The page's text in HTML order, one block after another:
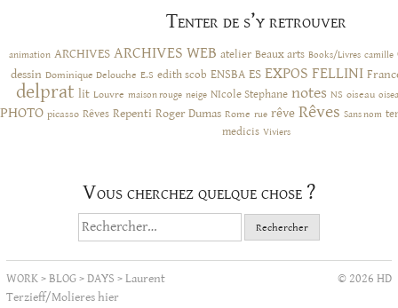
Tenter de s’y retrouver
animation ARCHIVES ARCHIVES WEB atelier Beaux arts Books/Livres camille
dessin Dominique Delouche E.S edith scob ENSBA ES EXPOS FELLINI
delprat lit Louvre maison rouge neige NIcole Stephane notes NS oiseau
PHOTO picasso Rêves Repenti Roger Dumas Rome rue rêve Rêves Sans nom
medicis Viviers
Vous cherchez quelque chose ?
Rechercher :
WORK>BLOG>DAYS >Laurent
Terzieff/Molieres hier
© 2026 HD